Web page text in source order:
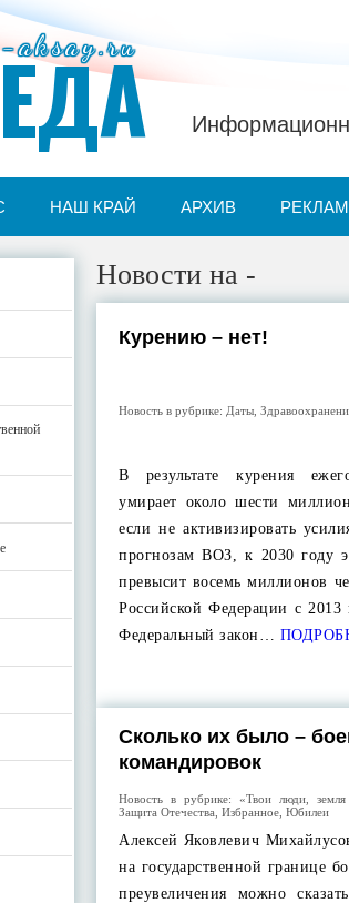
aksay.ru
НАШ КРАЙ АРХИВ
Новости на -
Курению – нет!
Новость в рубрике: Даты ,
В результате курения
умирает около шести
если не активизировать
прогнозам ВОЗ, к 2030 году
превысит восемь миллионов
Российской Федерации с 2013
Федеральный закон…
Сколько их было –
командировок
Новость в рубрике:«Твои люди, земля
Защита Отечества ,Избранное ,Юбилеи
Алексей Яковлевич
на государственной границе
преувеличения можно